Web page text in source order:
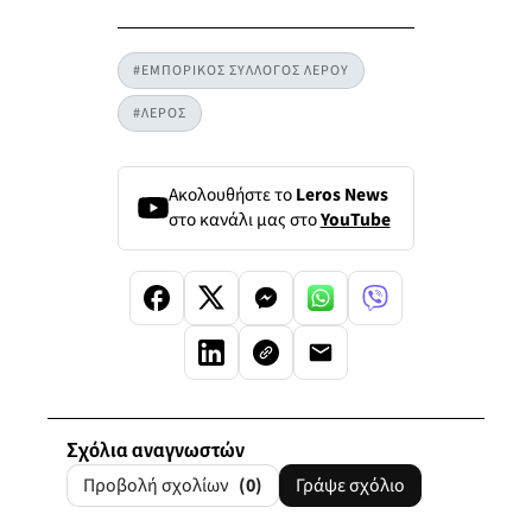
#ΕΜΠΟΡΙΚΟΣ ΣΥΛΛΟΓΟΣ ΛΕΡΟΥ
#ΛΕΡΟΣ
Ακολουθήστε τοLeros News
στο κανάλι μας στοYouTube
Σχόλια αναγνωστών
Προβολή σχολίων (0) Γράψε σχόλιο